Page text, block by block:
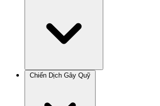
Chiến Dịch Gây Quỹ